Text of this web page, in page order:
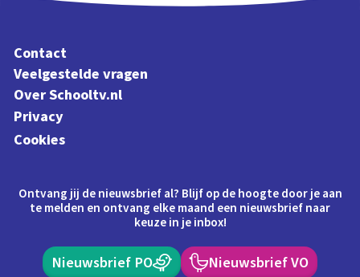
Contact
Veelgestelde vragen
Over Schooltv.nl
Privacy
Cookies
Ontvang jij de nieuwsbrief al? Blijf op de hoogte door je aan
te melden en ontvang elke maand een nieuwsbrief naar
keuze in je inbox!
Nieuwsbrief PO Nieuwsbrief VO